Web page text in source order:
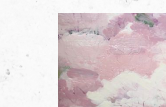
支持我們
徵稿訊息